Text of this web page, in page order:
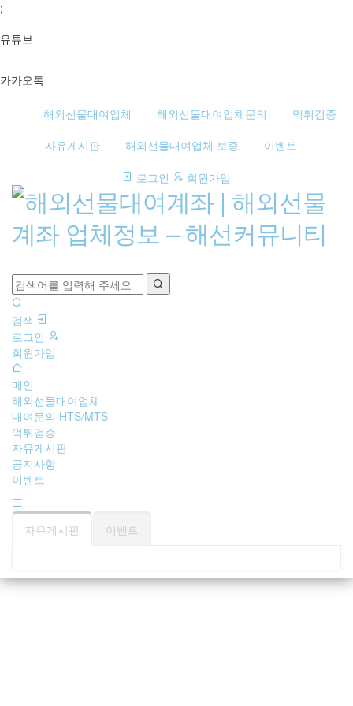
;
유튜브
카카오톡
해외선물대여업체 해외선물대여업체문의
먹튀검증
자유게시판
해외선물대여업체 보증 이벤트
로그인 회원가입
검
색
하
기
검색
로그인
회원가입
메인
해외선물대여업체
대여문의 HTS/MTS
먹튀검증
자유게시판
공지사항
이벤트
자유게시판 이벤트